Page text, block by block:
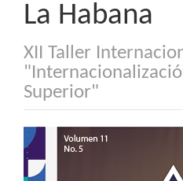
La Habana
XII Taller
Superior"
Barra
lateral